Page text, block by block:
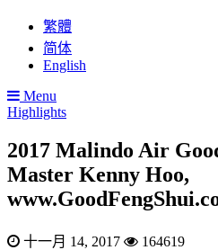
繁體
简体
English
Menu
Highlights
2017 Malindo Air
Master Kenny Hoo,
十一月 14, 2017 164619